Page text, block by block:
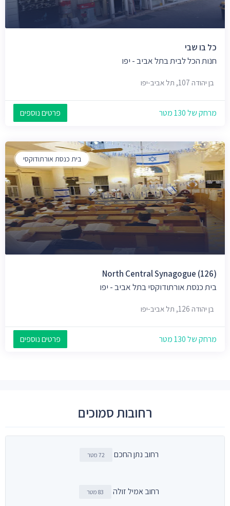
כל בו שבי
חנות הכל לבית בתל אביב - יפו
בן יהודה 107, תל אביב-יפו
מרחק של 130 מטר פרטים נוספים
בית כנסת אורתודוקסי
North Central Synagogue (126)
בית כנסת אורתודוקסי בתל אביב - יפו
בן יהודה 126, תל אביב-יפו
מרחק של 130 מטר פרטים נוספים
רחובות סמוכים
רחוב נתן החכם 72 מטר
רחוב אמיל זולה 83 מטר